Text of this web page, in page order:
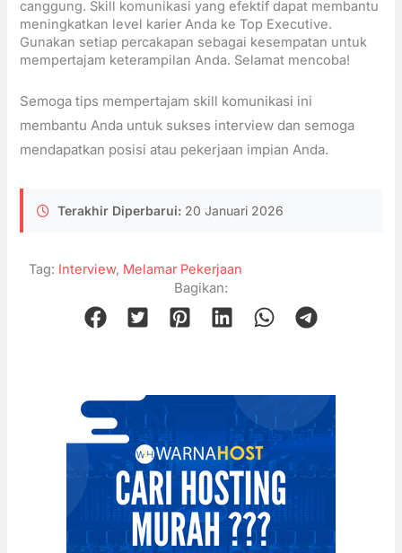
canggung. Skill komunikasi yang efektif dapat membantu
meningkatkan level karier Anda ke Top Executive.
Gunakan setiap percakapan sebagai kesempatan untuk
mempertajam keterampilan Anda. Selamat mencoba!
Semoga tips mempertajam skill komunikasi ini
membantu Anda untuk sukses interview dan semoga
mendapatkan posisi atau pekerjaan impian Anda.
Terakhir Diperbarui: 20 Januari 2026
Tag: Interview, Melamar Pekerjaan
Bagikan: